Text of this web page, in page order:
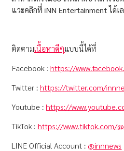
แวะคลิกที่ iNN Entertainment ได้เ
ติดตามเนื้อหาดีๆแบบนี้ได้ที่
Facebook : https://
Twitter : https://twitter.com/
Youtube : https://
TikTok : https://www.tiktok.com/
LINE Official Account : @innnews